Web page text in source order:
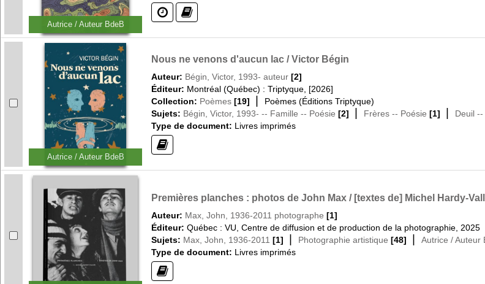
Autrice / Auteur BdeB
(?) (?)
Autrice / Auteur BdeB
Nous ne venons d'aucun lac / Victor Bégin
Auteur: Bégin, Victor, 1993- auteur [2]
Éditeur: Montréal (Québec) : Triptyque, [2026]
Collection: Poèmes [19]
Poèmes (Éditions Triptyque)
Sujets: Bégin, Victor, 1993- -- Famille -- Poésie [2] Frères -- Poésie [1] Deuil
Type de document: Livres imprimés
(?)
Premières planches : photos de John Max / [textes de] Michel Hardy-
Auteur: Max, John, 1936-2011 photographe [1]
Éditeur: Québec : VU, Centre de diffusion et de production de la photographie, 2025
Sujets: Max, John, 1936-2011 [1] Photographie artistique [48] Autrice / Auteur
Type de document: Livres imprimés
(?)